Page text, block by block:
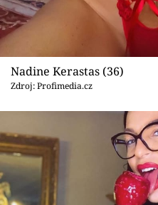
Nadine Kerastas (36)
Zdroj: Profimedia.cz